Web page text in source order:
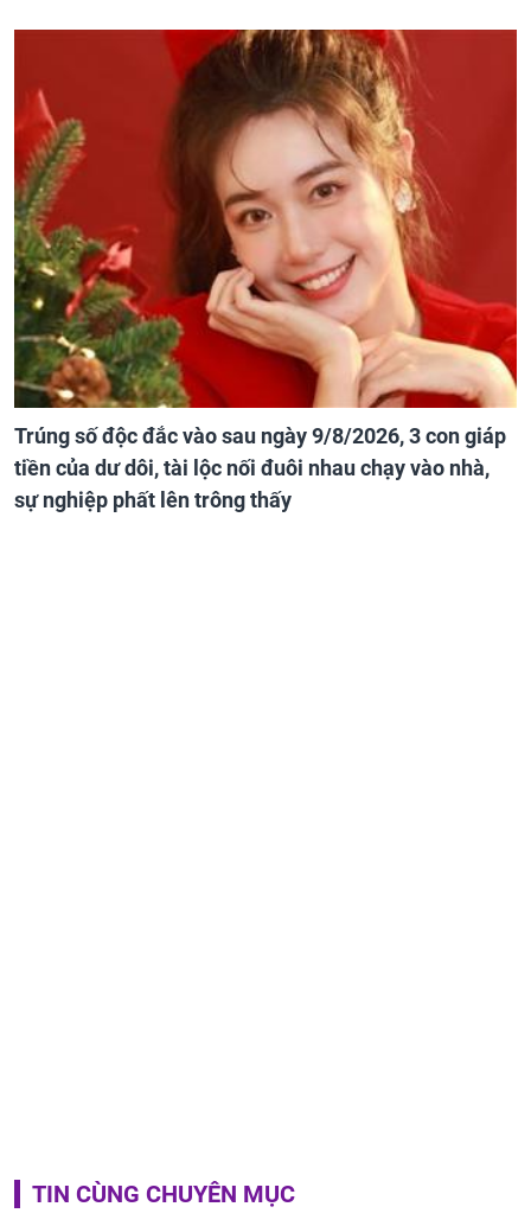
Trúng số độc đắc vào sau ngày 9/8/2026, 3 con giáp
tiền của dư dôi, tài lộc nối đuôi nhau chạy vào nhà,
sự nghiệp phất lên trông thấy
TIN CÙNG CHUYÊN MỤC